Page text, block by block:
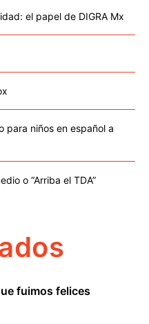
el papel de DIGRA Mx
para niños en español a
o “Arriba el TDA”
fuimos felices